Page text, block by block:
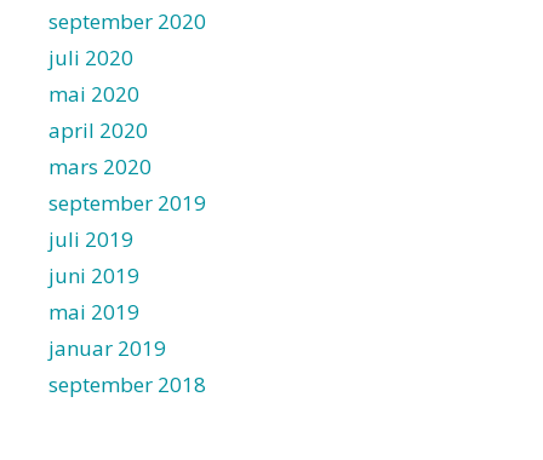
september 2020
juli 2020
mai 2020
april 2020
mars 2020
september 2019
juli 2019
juni 2019
mai 2019
januar 2019
september 2018